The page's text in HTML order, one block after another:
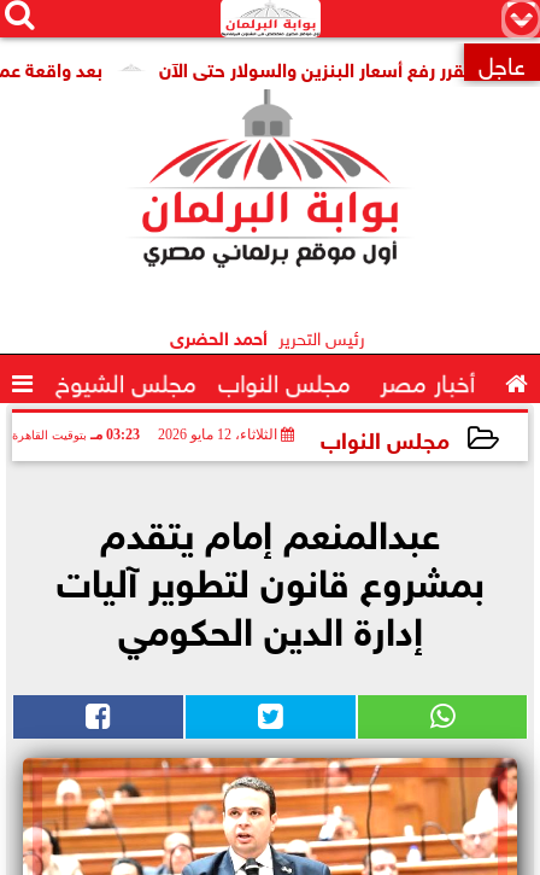
×


 عاجل بعد واقعة عمرو رفع أسعار البنزين والسولار حتى الآن
رئيس التحرير أحمد الحضرى
 أخبار مصر مجلس النواب مجلس الشيوخ 
مجلس النواب الثلاثاء، 12 مايو 2026 03:23 مـ بتوقيت القاهرة
عبدالمنعم إمام يتقدم
بمشروع قانون لتطوير آليات
إدارة الدين الحكومي